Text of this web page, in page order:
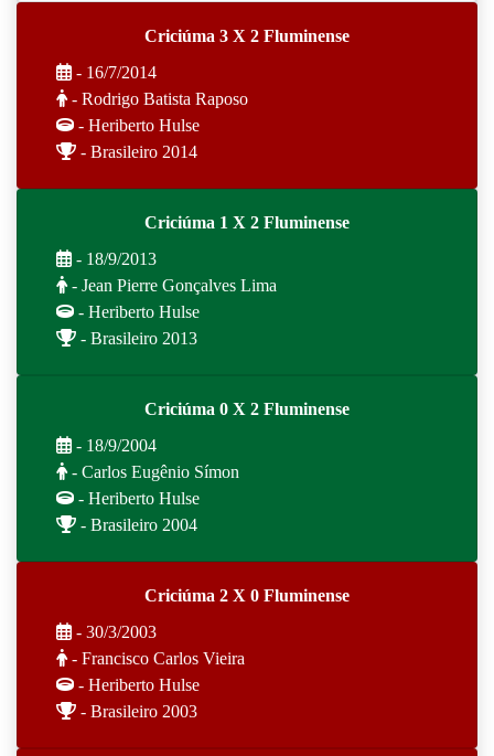
Criciúma 3 X 2 Fluminense
- 16/7/2014
- Rodrigo Batista Raposo
- Heriberto Hulse
- Brasileiro 2014
Criciúma 1 X 2 Fluminense
- 18/9/2013
- Jean Pierre Gonçalves Lima
- Heriberto Hulse
- Brasileiro 2013
Criciúma 0 X 2 Fluminense
- 18/9/2004
- Carlos Eugênio Símon
- Heriberto Hulse
- Brasileiro 2004
Criciúma 2 X 0 Fluminense
- 30/3/2003
- Francisco Carlos Vieira
- Heriberto Hulse
- Brasileiro 2003